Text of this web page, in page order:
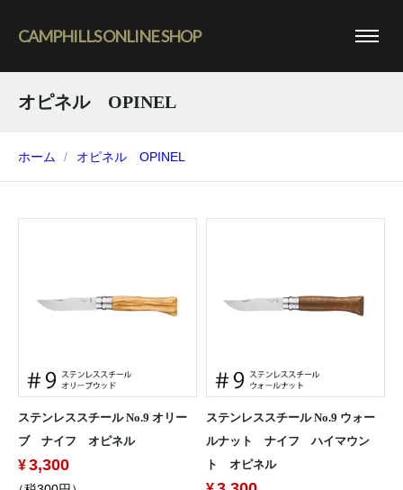
CAMPHILLS ONLINE SHOP
オピネル OPINEL
ホーム オピネル OPINEL
ステンレススチール No.9 オリー
ブ ナイフ オピネル
3,300
ステンレススチール No.9 ウォー
ルナット ナイフ ハイマウン
ト オピネル